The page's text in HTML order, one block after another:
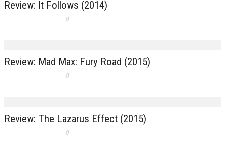
Review: It Follows (2014)
0
Review: Mad Max: Fury Road (2015)
0
Review: The Lazarus Effect (2015)
0